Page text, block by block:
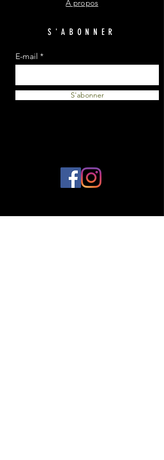
A propos
S'ABONNER
E-mail
S'abonner